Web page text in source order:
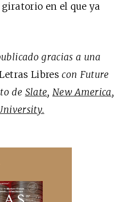
giratorio en el que ya
gracias a una
Libres con Future
de Slate, New America,